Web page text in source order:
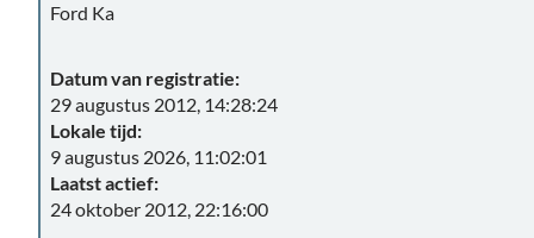
Ford Ka
Datum van registratie:
29 augustus 2012, 14:28:24
Lokale tijd:
9 augustus 2026, 11:02:01
Laatst actief:
24 oktober 2012, 22:16:00